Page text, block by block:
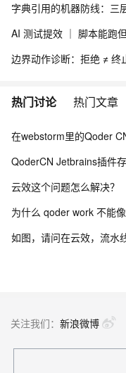
字典引用的机器防线：三
边界动作诊断：拒绝 ≠ 终
热门讨论 热门文章
在webstorm里的Qoder
QoderCN Jetbrains插件
云效这个问题怎么解决？
通义灵码插件会覆盖
idea通义灵码cpu占用、
关注我们： 新浪微博